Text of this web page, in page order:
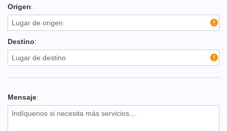
Origen:
Destino:
Mensaje: